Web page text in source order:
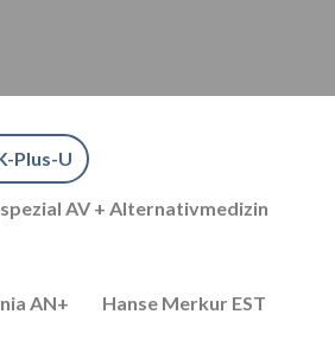
Plus-U
AV + Alternativmedizin
AN+ Hanse Merkur EST